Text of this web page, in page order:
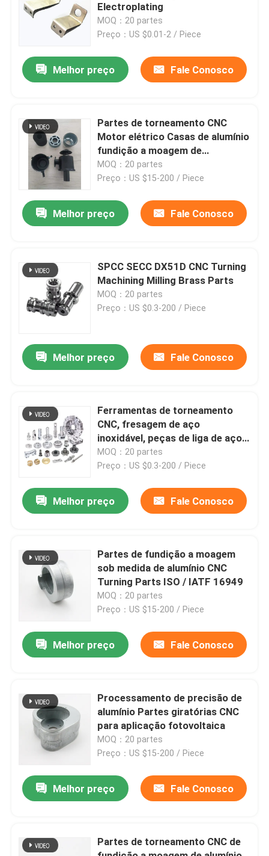
Casa
Quem Somos
Controle de Qualidade
Fale Conosco
Pedir um orçamento
Peças da fabricação de chapa metálica da precisão
Peças fazendo à máquina do CNC
Electroplating
MOQ：20 partes
Preço：US $0.01-2 / Piece
Melhor preço Fale Conosco
Partes de torneamento CNC
Motor elétrico Casas de alumínio
fundição a moagem de
automóveis
MOQ：20 partes
Preço：US $15-200 / Piece
Melhor preço Fale Conosco
SPCC SECC DX51D CNC Turning
Machining Milling Brass Parts
MOQ：20 partes
Preço：US $0.3-200 / Piece
Melhor preço Fale Conosco
Ferramentas de torneamento
CNC, fresagem de aço
inoxidável, peças de liga de aço
inoxidável, peças de máquinas de
processamento de metais
MOQ：20 partes
Preço：US $0.3-200 / Piece
Melhor preço Fale Conosco
Partes de fundição a moagem
sob medida de alumínio CNC
Turning Parts ISO / IATF 16949
MOQ：20 partes
Preço：US $15-200 / Piece
Melhor preço Fale Conosco
Processamento de precisão de
alumínio Partes giratórias CNC
para aplicação fotovoltaica
MOQ：20 partes
Preço：US $15-200 / Piece
Melhor preço Fale Conosco
Partes de torneamento CNC de